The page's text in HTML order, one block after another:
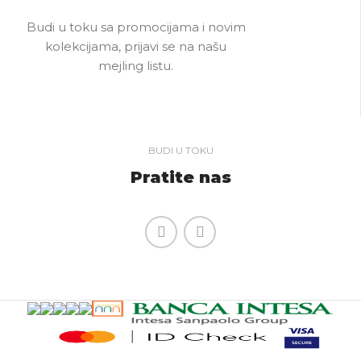
Budi u toku sa promocijama i novim
kolekcijama, prijavi se na našu
mejling listu.
BUDI U TOKU
Pratite nas